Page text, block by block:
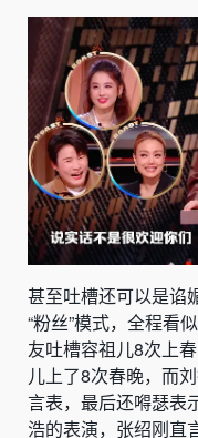
甚至吐槽还可以是
“粉丝”模式，全程看
友吐槽容祖儿8次上
儿上了8次春晚，而
言表，最后还嘚瑟表
浩的表演，张绍刚直